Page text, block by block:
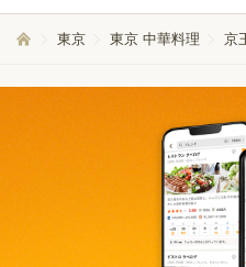
東京 東京 中華料理 京